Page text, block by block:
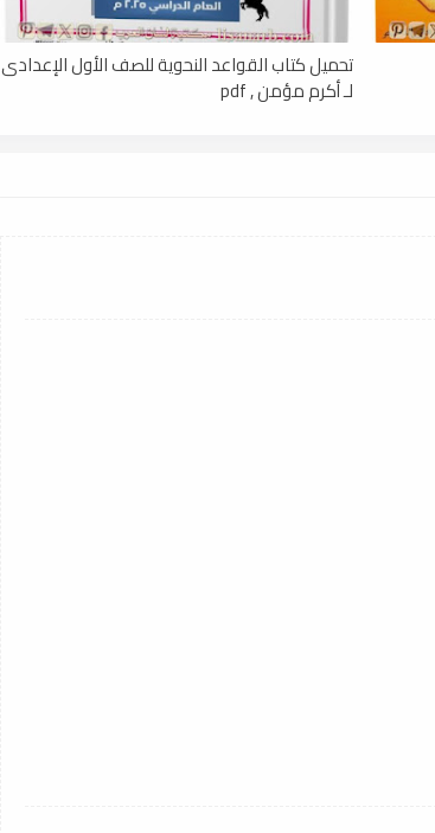
تحميل كتاب القواعد النحوية للصف الأول الإعدادى
لـ أكرم مؤمن , pdf